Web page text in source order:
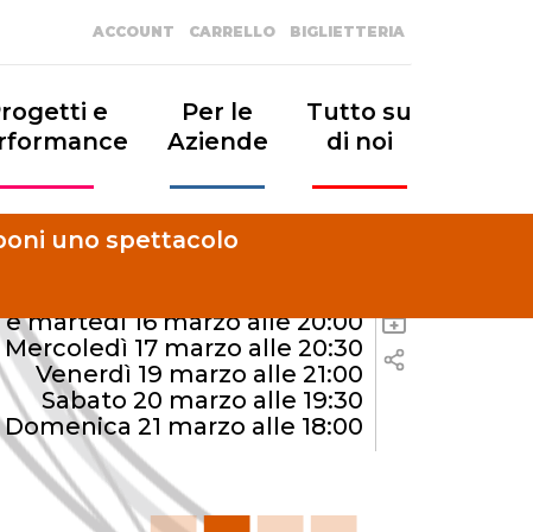
ACCOUNT CARRELLO BIGLIETTERIA
uno spettacolo
e
Per le
Aziende
Tutto su
di noi
e martedì 16 marzo alle 20:00
Mercoledì 17 marzo alle 20:30
Venerdì 19 marzo alle 21:00
Sabato 20 marzo alle 19:30
Domenica 21 marzo alle 18:00
+